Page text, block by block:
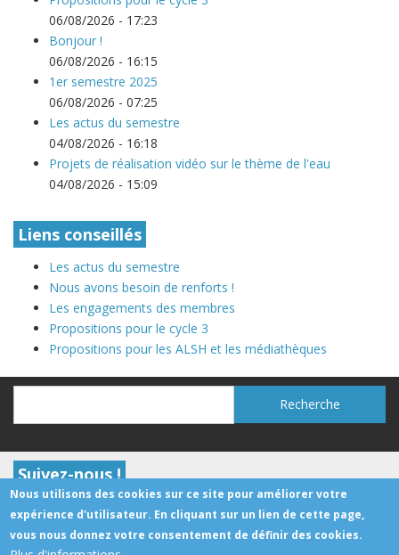
06/08/2026 - 17:23
Bonjour !
06/08/2026 - 16:15
1er semestre 2025
06/08/2026 - 07:25
Les actus du semestre
04/08/2026 - 16:18
Projets de réalisation vidéo sur le thème de l'eau
04/08/2026 - 15:09
Liens conseillés
Les actus du semestre
Nous avons besoin de renforts !
Les engagements des membres
Propositions pour le cycle 3
Propositions pour les ALSH et les médiathèques
Suivez-nous !
Nous utilisons des cookies sur ce site pour améliorer votre
expérience d'utilisateur. En cliquant sur un lien de cette page,
vous nous donnez votre consentement de définir des cookies.